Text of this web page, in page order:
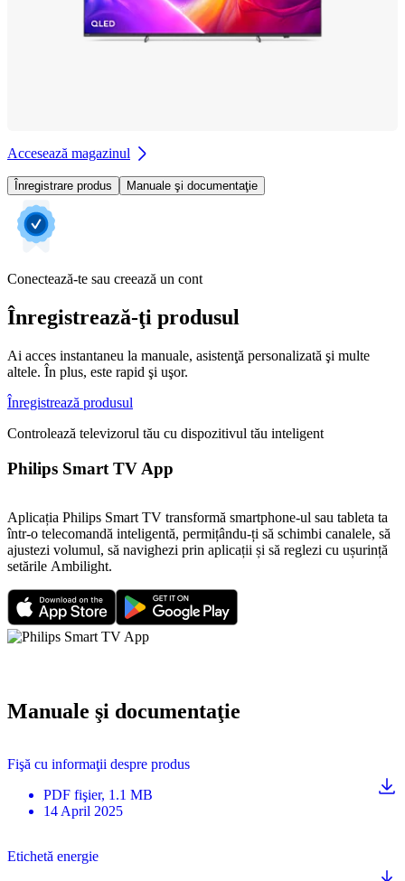
Accesează magazinul
Înregistrare produs Manuale şi documentaţie
Conectează-te sau creează un cont
Înregistrează-ţi produsul
Ai acces instantaneu la manuale, asistenţă personalizată şi multe
altele. În plus, este rapid şi uşor.
Înregistrează produsul
Controlează televizorul tău cu dispozitivul tău inteligent
Philips Smart TV App
Aplicația Philips Smart TV transformă smartphone-ul sau tableta ta
într-o telecomandă inteligentă, permițându-ți să schimbi canalele, să
ajustezi volumul, să navighezi prin aplicații și să reglezi cu ușurință
setările Ambilight.
Manuale şi documentaţie
Fişă cu informaţii despre produs
PDF fişier, 1.1 MB
14 April 2025
Etichetă energie